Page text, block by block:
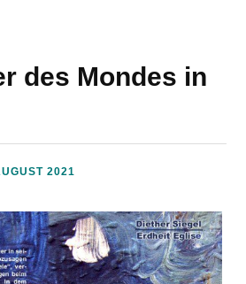
des Mondes in
2021